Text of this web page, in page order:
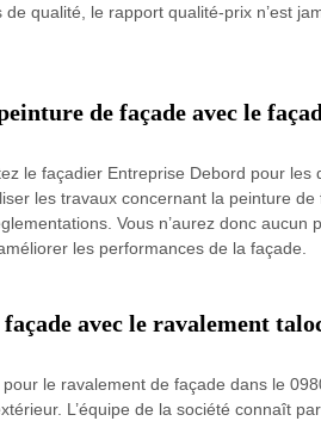
qualité, le rapport qualité-prix n’est
de façade avec le
le façadier Entreprise Debord pour
les travaux concernant la peinture
Vous n’aurez donc
les performances de la façade.
avec le ravalement
le ravalement de façade dans le
L’équipe de la société connaît